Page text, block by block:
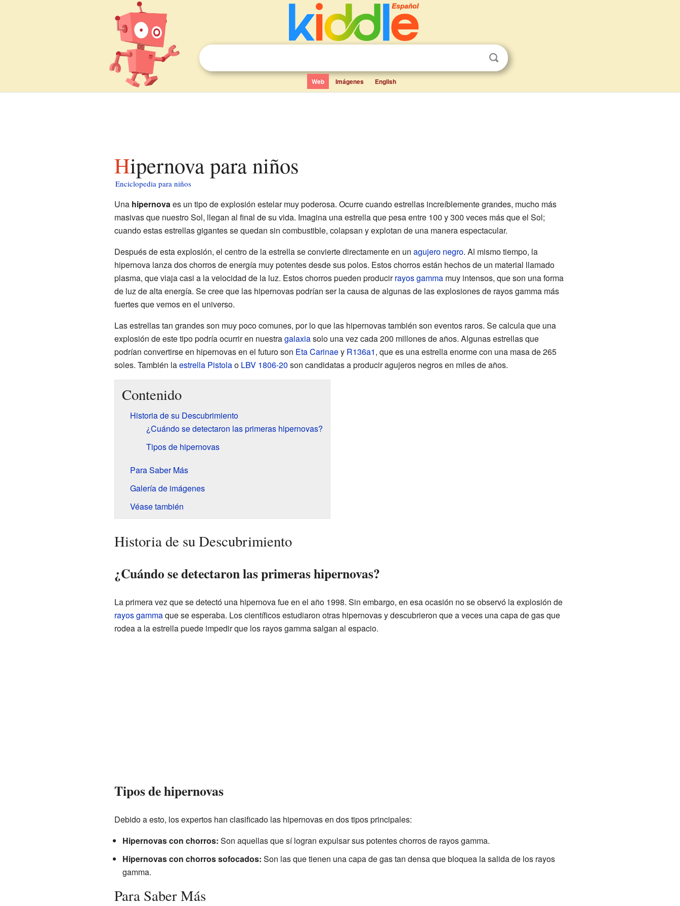
Web Imágenes English
Hipernova para niños
Enciclopedia para niños
Una hipernovaes un tipo de explosión estelar muy poderosa. Ocurre cuando estrellas increíblemente grandes, mucho más
masivas que nuestro Sol, llegan al final de su vida. Imagina una estrella que pesa entre 100 y 300 veces más que el Sol;
cuando estas estrellas gigantes se quedan sin combustible, colapsan y explotan de una manera espectacular.
Después de esta explosión, el centro de la estrella se convierte directamente en un agujero negro. Al mismo tiempo, la
hipernova lanza dos chorros de energía muy potentes desde sus polos. Estos chorros están hechos de un material llamado
plasma, que viaja casi a la velocidad de la luz. Estos chorros pueden producirrayos gammamuy intensos, que son una forma
de luz de alta energía. Se cree que las hipernovas podrían ser la causa de algunas de las explosiones de rayos gamma más
fuertes que vemos en el universo.
Las estrellas tan grandes son muy poco comunes, por lo que las hipernovas también son eventos raros. Se calcula que una
explosión de este tipo podría ocurrir en nuestragalaxiasolo una vez cada 200 millones de años. Algunas estrellas que
podrían convertirse en hipernovas en el futuro son Eta Carinaey R136a1, que es una estrella enorme con una masa de 265
soles. También laestrella Pistolao LBV 1806-20 son candidatas a producir agujeros negros en miles de años.
Contenido
Historia de su Descubrimiento
¿Cuándo se detectaron las primeras hipernovas?
Tipos de hipernovas
Para Saber Más
Galería de imágenes
Véase también
Historia de su Descubrimiento
¿Cuándo se detectaron las primeras hipernovas?
La primera vez que se detectó una hipernova fue en el año 1998. Sin embargo, en esa ocasión no se observó la explosión de
rayos gammaque se esperaba. Los científicos estudiaron otras hipernovas y descubrieron que a veces una capa de gas que
rodea a la estrella puede impedir que los rayos gamma salgan al espacio.
Tipos de hipernovas
Debido a esto, los expertos han clasificado las hipernovas en dos tipos principales:
Hipernovas con chorros: Son aquellas que sí logran expulsar sus potentes chorros de rayos gamma.
Hipernovas con chorros sofocados: Son las que tienen una capa de gas tan densa que bloquea la salida de los rayos
gamma.
Para Saber Más